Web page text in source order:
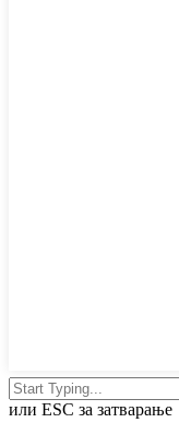
или ESC за затварање